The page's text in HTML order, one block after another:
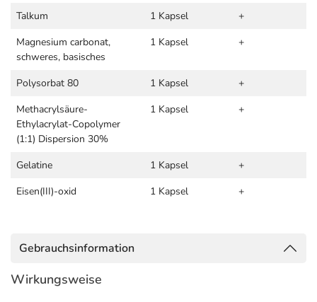
Talkum
1 Kapsel
+
Magnesium carbonat,
schweres, basisches
1 Kapsel +
Polysorbat 80 1 Kapsel
+
Methacrylsäure-
Ethylacrylat-Copolymer
(1:1) Dispersion 30%
1 Kapsel +
Gelatine 1 Kapsel
+
Eisen(III)-oxid
1 Kapsel +
Gebrauchsinformation
Wirkungsweise